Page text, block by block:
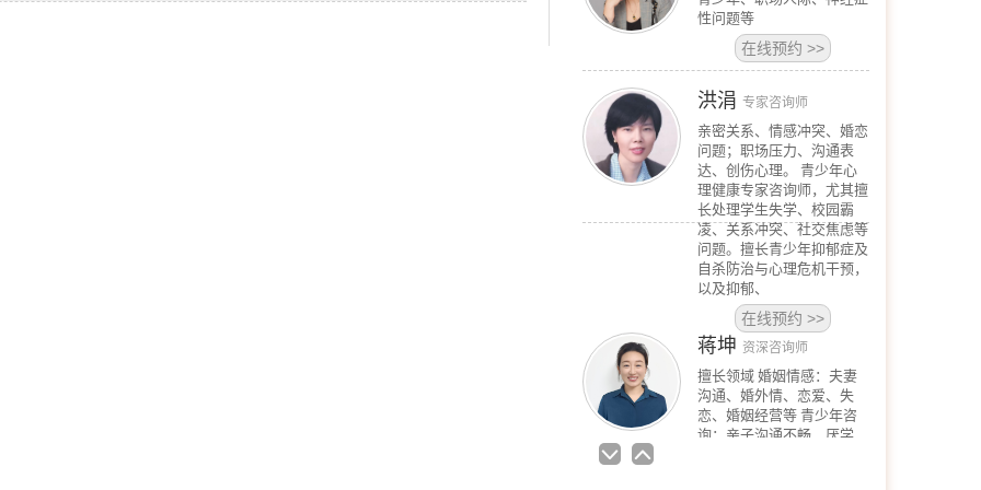
性问题等
在线预约>>
洪涓 专家咨询师
亲密关系、情感冲突、婚恋
问题；职场压力、沟通表
达、创伤心理。 青少年心
理健康专家咨询师，尤其擅
长处理学生失学、校园霸
凌、关系冲突、社交焦虑等
问题。擅长青少年抑郁症及
自杀防治与心理危机干预，
以及抑郁、
在线预约>>
蒋坤资深咨询师
擅长领域 婚姻情感：夫妻
沟通、婚外情、恋爱、失
恋、婚姻经营等 青少年咨
询：亲子沟通不畅、厌学、